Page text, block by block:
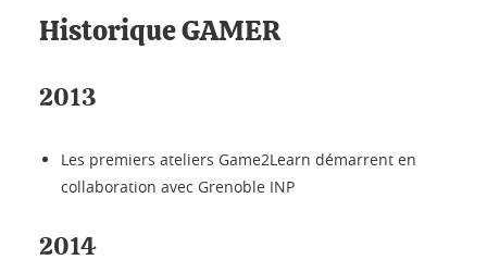
Historique GAMER
2013
Les premiers ateliers Game2Learn démarrent en
collaboration avec Grenoble INP
2014